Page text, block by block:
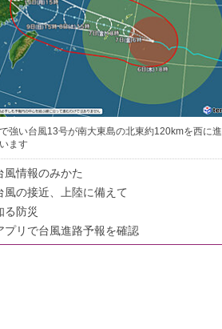
強い台風13号が南大東島の北東約120kmを西に進
ます
風情報のみかた
風の接近、上陸に備えて
る防災
プリで台風進路予報を確認